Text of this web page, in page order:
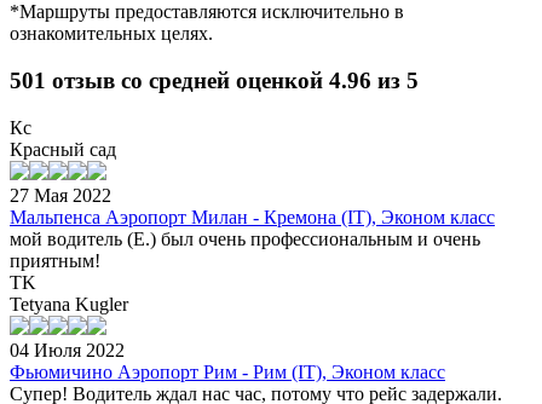
*Маршруты предоставляются исключительно в
ознакомительных целях.
501 отзыв со средней оценкой 4.96 из 5
Кс
Красный сад
27 Мая 2022
Мальпенса Аэропорт Милан - Кремона (IT), Эконом класс
мой водитель (Е.) был очень профессиональным и очень
приятным!
TK
Tetyana Kugler
04 Июля 2022
Фьюмичино Аэропорт Рим - Рим (IT), Эконом класс
Супер! Водитель ждал нас час, потому что рейс задержали.